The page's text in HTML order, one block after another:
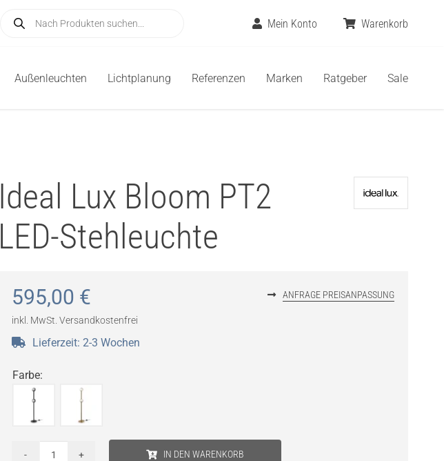
search
Mein Konto Warenkorb
Außenleuchten Lichtplanung Referenzen Marken Ratgeber Sale
Ideal Lux Bloom PT2
LED-Stehleuchte
595,00 €
inkl. MwSt. Versandkostenfrei
ANFRAGE PREISANPASSUNG
Lieferzeit: 2-3 Wochen
Farbe:
IN DEN WARENKORB